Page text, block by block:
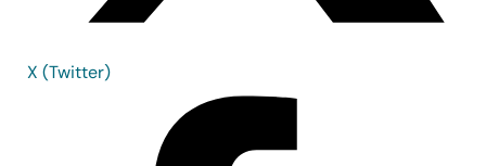
X (Twitter)